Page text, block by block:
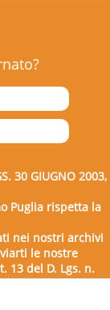
30 GIUGNO 2003,
Puglia rispetta la
nei nostri archivi
le nostre
13 del D. Lgs. n.